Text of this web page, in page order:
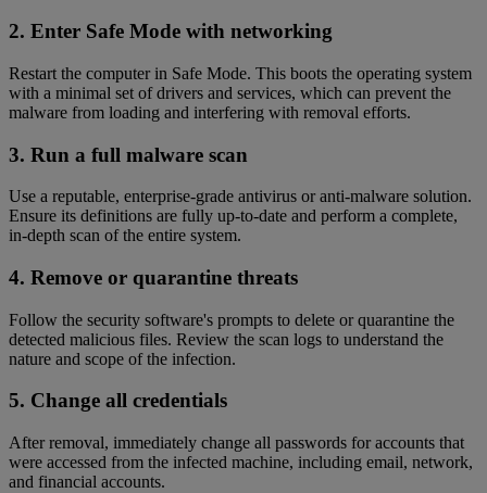
2. Enter Safe Mode with networking
Restart the computer in Safe Mode. This boots the operating system
with a minimal set of drivers and services, which can prevent the
malware from loading and interfering with removal efforts.
3. Run a full malware scan
Use a reputable, enterprise-grade antivirus or anti-malware solution.
Ensure its definitions are fully up-to-date and perform a complete,
in-depth scan of the entire system.
4. Remove or quarantine threats
Follow the security software's prompts to delete or quarantine the
detected malicious files. Review the scan logs to understand the
nature and scope of the infection.
5. Change all credentials
After removal, immediately change all passwords for accounts that
were accessed from the infected machine, including email, network,
and financial accounts.